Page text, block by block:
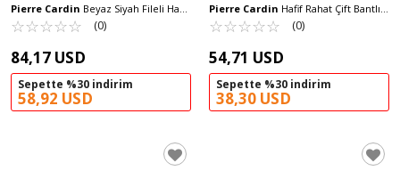
Pierre Cardin Beyaz Siyah Fileli Hafif
Esnek Hafızalı Taban Erkek Spor
Ayakkabı PCI-11349 M
☆☆☆☆☆
★★★★★ (0)
84,17 USD
Sepette %30 indirim
58,92 USD
Pierre Cardin
Hafif Erkek Terlik PC-7923 M
☆☆☆☆☆
★★★★★ (0)
54,71 USD
Sepette %30 indirim
38,30 USD